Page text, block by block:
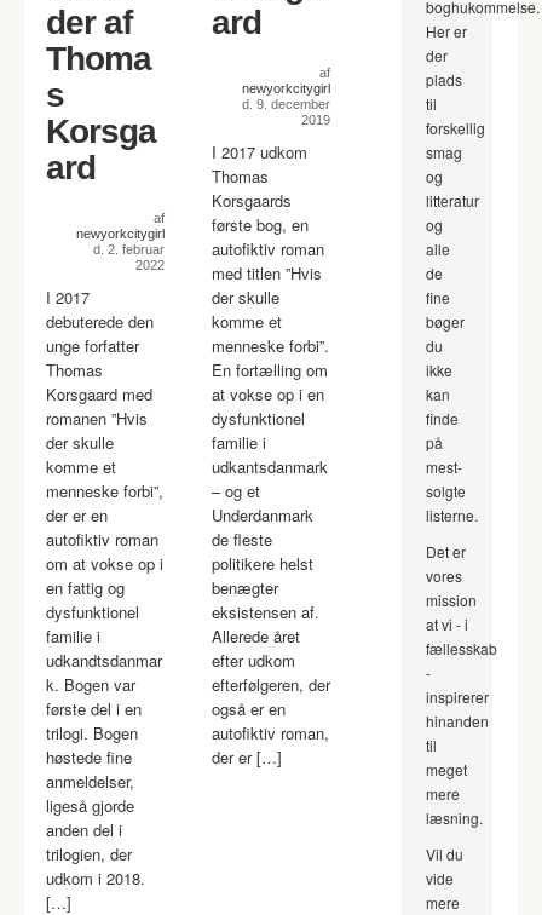
der af
Thoma
s
Korsga
ard
af
newyorkcitygirl
d. 2. februar
2022
I 2017
debuterede den
unge forfatter
Thomas
Korsgaard med
romanen ”Hvis
der skulle
komme et
menneske forbi”,
der er en
autofiktiv roman
om at vokse op i
en fattig og
dysfunktionel
familie i
udkandtsdanmar
k. Bogen var
første del i en
trilogi. Bogen
høstede fine
anmeldelser,
ligeså gjorde
anden del i
trilogien, der
udkom i 2018.
[…]
ard
af
newyorkcitygirl
d. 9. december
2019
I 2017 udkom
Thomas
Korsgaards
første bog, en
autofiktiv roman
med titlen ”Hvis
der skulle
komme et
menneske forbi”.
En fortælling om
at vokse op i en
dysfunktionel
familie i
udkantsdanmark
– og et
Underdanmark
de fleste
politikere helst
benægter
eksistensen af.
Allerede året
efter udkom
efterfølgeren, der
også er en
autofiktiv roman,
der er […]
boghukommelse.
Her er
der
plads
til
forskellig
smag
og
litteratur
og
alle
de
fine
bøger
du
ikke
kan
finde
på
mest-
solgte
listerne.
Det er
vores
mission
at vi - i
fællesskab
-
inspirerer
hinanden
til
meget
mere
læsning.
Vil du
vide
mere